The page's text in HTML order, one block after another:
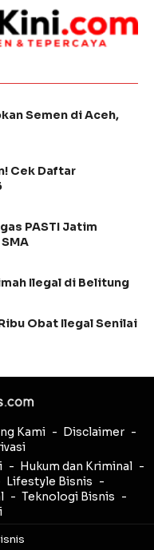
Semen di Aceh,
Cek Daftar
PASTI Jatim
Ilegal di Belitung
Obat Ilegal Senilai
Kami
Disclaimer
Hukum dan Kriminal
Lifestyle Bisnis
Teknologi Bisnis